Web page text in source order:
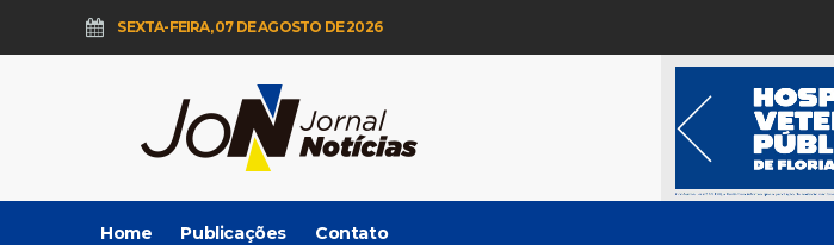
SEXTA-FEIRA, 07 DE AGOSTO DE 2026
Home Publicações Contato